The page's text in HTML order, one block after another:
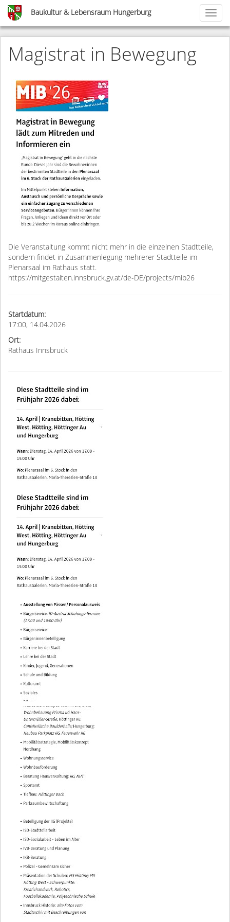
Skip
main
content
Baukultur & Lebensraum Hungerburg
Magistrat in Bewegung
Die Veranstaltung kommt nicht mehr in die einzelnen Stadtteile,
sondern findet in Zusammenlegung mehrerer Stadtteile im
Plenarsaal im Rathaus statt.
https://mitgestalten.innsbruck.gv.at/de-DE/projects/mib26
Startdatum:
17:00, 14.04.2026
Ort:
Rathaus Innsbruck